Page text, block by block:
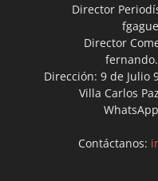
Director
Director
Dirección: 9 de Julio
Villa Carlos
Contáctanos: